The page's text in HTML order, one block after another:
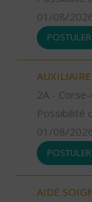
01/08/
POSTULER
2A -
Possibilité
01/08/
POSTULER
AIDE